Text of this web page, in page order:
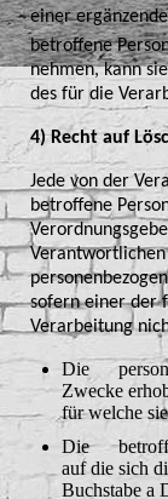
einer
betroffene
nehmen, kann
des für die
4) Recht auf
Jede von der
betroffene
sofern einer der
Verarbeitung
Die
Zwecke
für welche
Die
auf die sich
Buchstabe